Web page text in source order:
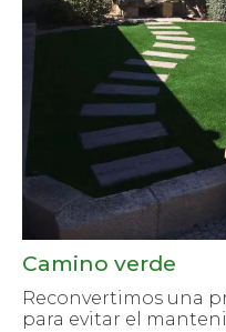
Camino verde
Reconvertimos una
para evitar el